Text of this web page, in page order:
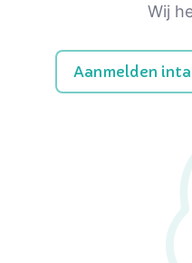
Wij
Aanmelden